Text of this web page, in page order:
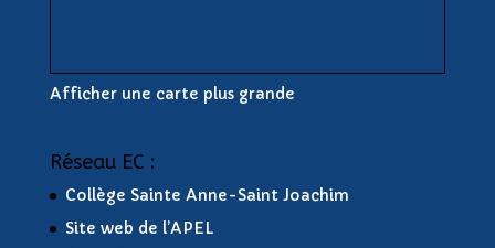
Afficher une carte plus grande
Réseau EC :
Collège Sainte Anne-Saint Joachim
Site web de l’APEL